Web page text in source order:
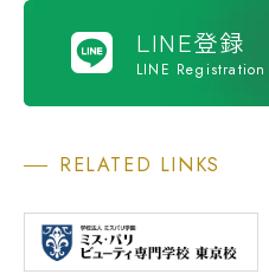
LINE登録
LINE Registration
RELATED LINKS